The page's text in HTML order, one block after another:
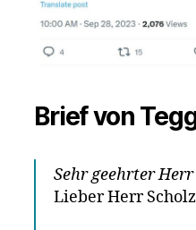
Brief von
Sehr geehrter
Lieber Herr